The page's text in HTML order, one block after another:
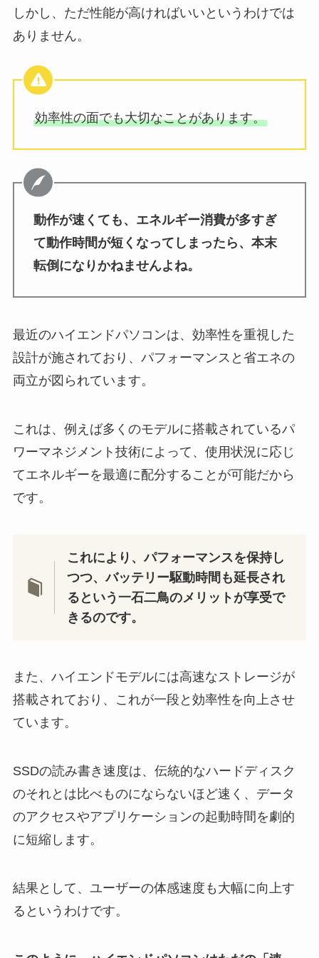
しかし、ただ性能が高ければいいというわけでは
ありません。
効率性の面でも大切なことがあります。
動作が速くても、エネルギー消費が多すぎ
て動作時間が短くなってしまったら、本末
転倒になりかねませんよね。
最近のハイエンドパソコンは、効率性を重視した
設計が施されており、パフォーマンスと省エネの
両立が図られています。
これは、例えば多くのモデルに搭載されているパ
ワーマネジメント技術によって、使用状況に応じ
てエネルギーを最適に配分することが可能だから
です。
これにより、パフォーマンスを保持し
つつ、バッテリー駆動時間も延長され
るという一石二鳥のメリットが享受で
きるのです。
また、ハイエンドモデルには高速なストレージが
搭載されており、これが一段と効率性を向上させ
ています。
SSDの読み書き速度は、伝統的なハードディスク
のそれとは比べものにならないほど速く、データ
のアクセスやアプリケーションの起動時間を劇的
に短縮します。
結果として、ユーザーの体感速度も大幅に向上す
るというわけです。